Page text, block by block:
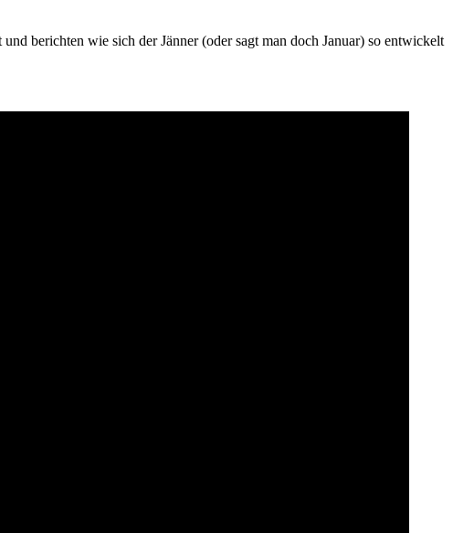
berichten wie sich der Jänner (oder sagt man doch Januar) so entwickelt